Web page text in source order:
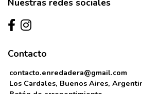
Nuestras redes sociales
Contacto
contacto.enredadera@gmail.com
Los Cardales, Buenos Aires,